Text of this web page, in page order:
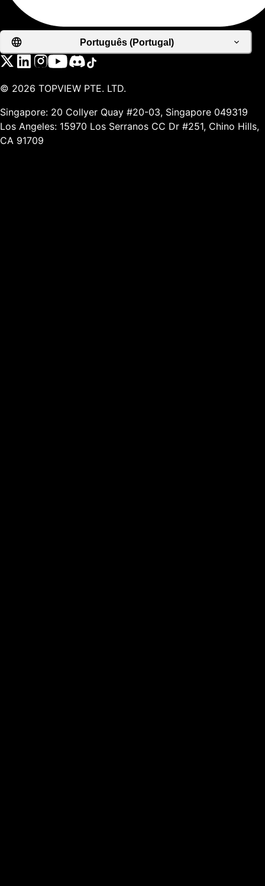
Português (Portugal)
© 2026 TOPVIEW PTE. LTD.
Singapore: 20 Collyer Quay #20-03, Singapore 049319
Los Angeles: 15970 Los Serranos CC Dr #251, Chino Hills,
CA 91709